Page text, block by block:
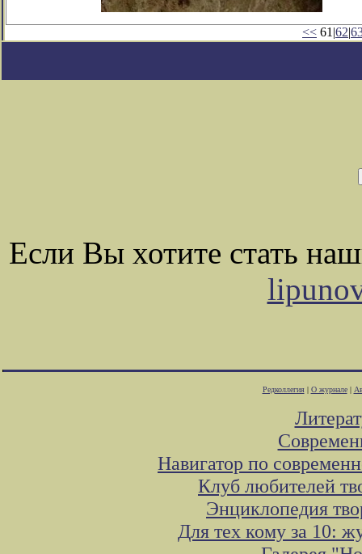
<< 61|62|
Если Вы хотите стать
Редколлегия| О журнале|
Навигатор по
Клуб любителей
Энциклопедия
Для тех кому за 10: